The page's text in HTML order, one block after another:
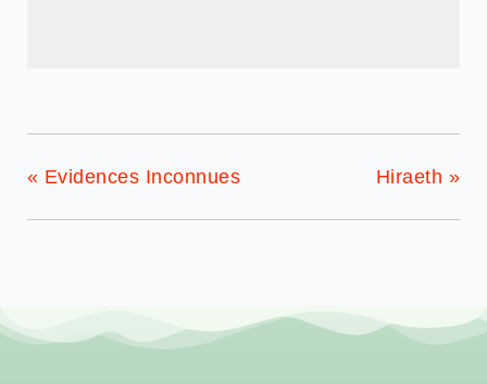
« Evidences Inconnues Hiraeth »